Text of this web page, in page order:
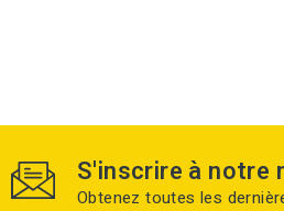
S'inscrire à notre
Obtenez toutes les